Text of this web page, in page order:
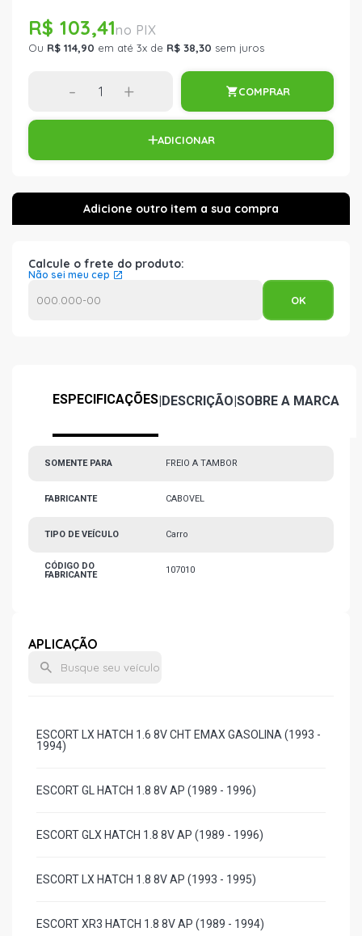
R$ 103,41
Ou R$ 114,90 em até 3x de R$ 38,30 sem juros
- + COMPRAR
ADICIONAR
Calcule o frete do produto:
Não sei meu cep
ESPECIFICAÇÕES|DESCRIÇÃO|SOBRE A MARCA
SOMENTE PARA FREIO A TAMBOR
FABRICANTE CABOVEL
TIPO DE VEÍCULO Carro
CÓDIGO DO
FABRICANTE
107010
APLICAÇÃO
ESCORT LX HATCH 1.6 8V CHT EMAX GASOLINA (1993 -
1994)
ESCORT GL HATCH 1.8 8V AP (1989 - 1996)
ESCORT GLX HATCH 1.8 8V AP (1989 - 1996)
ESCORT LX HATCH 1.8 8V AP (1993 - 1995)
ESCORT XR3 HATCH 1.8 8V AP (1989 - 1994)